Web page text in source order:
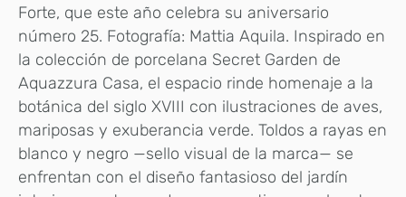
Forte, que este año celebra su aniversario
número 25. Fotografía: Mattia Aquila. Inspirado en
la colección de porcelana Secret Garden de
Aquazzura Casa, el espacio rinde homenaje a la
botánica del siglo XVIII con ilustraciones de aves,
mariposas y exuberancia verde. Toldos a rayas en
blanco y negro —sello visual de la marca— se
enfrentan con el diseño fantasioso del jardín